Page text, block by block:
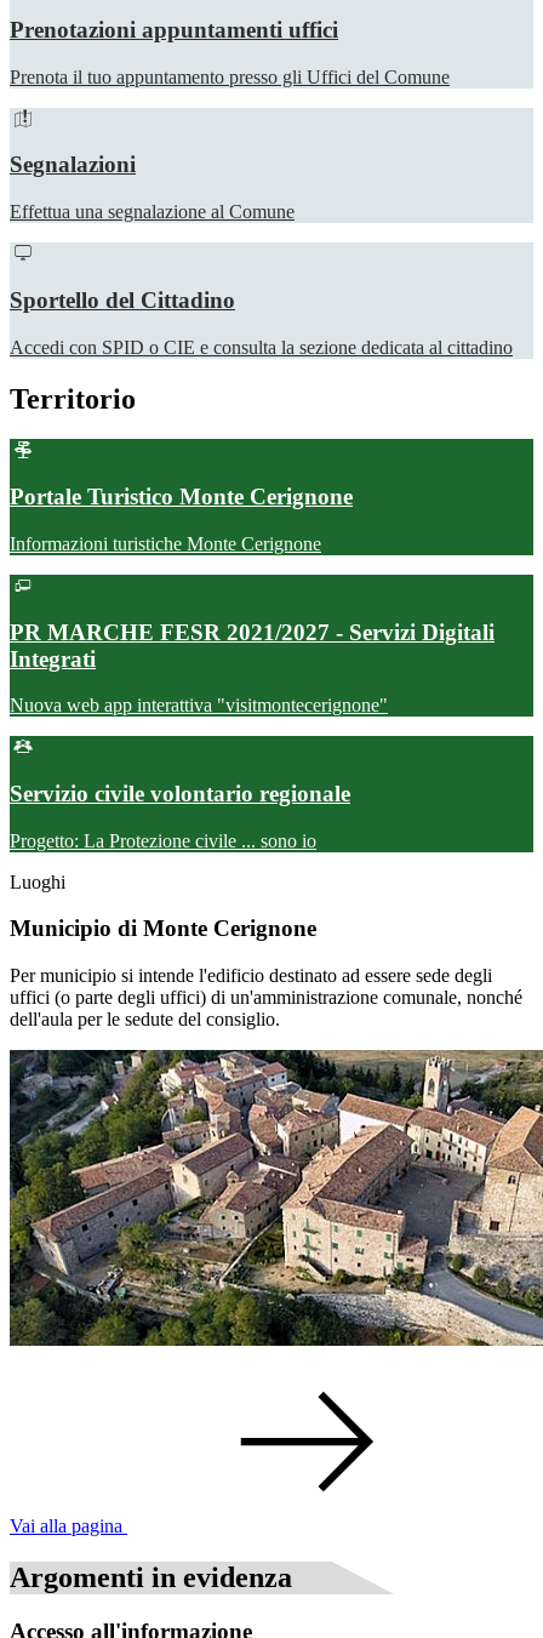
Prenotazioni appuntamenti uffici
Prenota il tuo appuntamento presso gli Uffici del Comune
Segnalazioni
Effettua una segnalazione al Comune
Sportello del Cittadino
Accedi con SPID o CIE e consulta la sezione dedicata al cittadino
Territorio
Portale Turistico Monte Cerignone
Informazioni turistiche Monte Cerignone
PR MARCHE FESR 2021/2027 - Servizi Digitali
Integrati
Nuova web app interattiva "visitmontecerignone"
Servizio civile volontario regionale
Progetto: La Protezione civile ... sono io
Luoghi
Municipio di Monte Cerignone
Per municipio si intende l'edificio destinato ad essere sede degli
uffici (o parte degli uffici) di un'amministrazione comunale, nonché
dell'aula per le sedute del consiglio.
Vai alla pagina
Argomenti in evidenza
Accesso all'informazione